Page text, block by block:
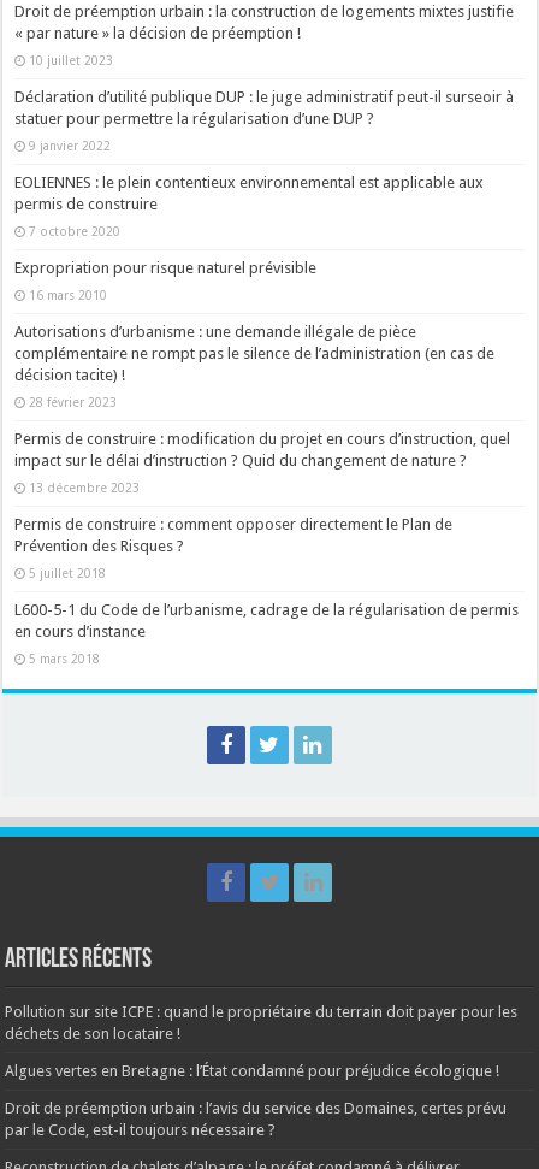
Droit de préemption urbain : la construction de logements mixtes justifie
« par nature » la décision de préemption !
10 juillet 2023
Déclaration d’utilité publique DUP : le juge administratif peut-il surseoir à
statuer pour permettre la régularisation d’une DUP ?
9 janvier 2022
EOLIENNES : le plein contentieux environnemental est applicable aux
permis de construire
7 octobre 2020
Expropriation pour risque naturel prévisible
16 mars 2010
Autorisations d’urbanisme : une demande illégale de pièce
complémentaire ne rompt pas le silence de l’administration (en cas de
décision tacite) !
28 février 2023
Permis de construire : modification du projet en cours d’instruction, quel
impact sur le délai d’instruction ? Quid du changement de nature ?
13 décembre 2023
Permis de construire : comment opposer directement le Plan de
Prévention des Risques ?
5 juillet 2018
L600-5-1 du Code de l’urbanisme, cadrage de la régularisation de permis
en cours d’instance
5 mars 2018
Articles récents
Pollution sur site ICPE : quand le propriétaire du terrain doit payer pour les
déchets de son locataire !
Algues vertes en Bretagne : l’État condamné pour préjudice écologique !
Droit de préemption urbain : l’avis du service des Domaines, certes prévu
par le Code, est-il toujours nécessaire ?